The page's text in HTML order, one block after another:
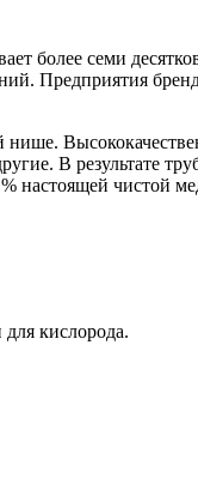
более семи
Предприятия
В результате
настоящей чистой
кислорода.